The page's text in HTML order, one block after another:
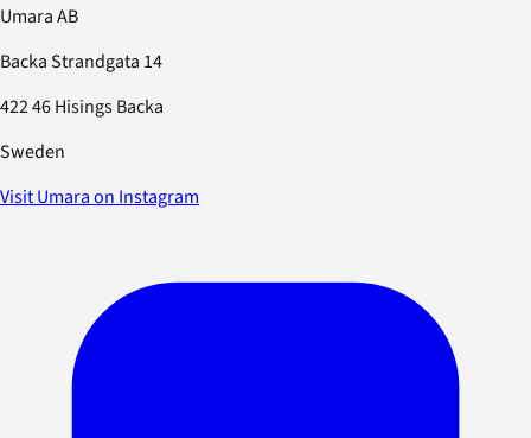
Umara AB
Backa Strandgata 14
422 46 Hisings Backa
Sweden
Visit Umara on Instagram